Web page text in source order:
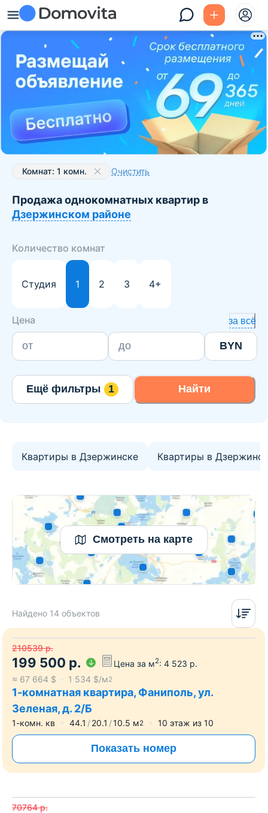
Комнат: 1 комн. Очистить
Продажа однокомнатных квартир в
Дзержинском районе
Количество комнат
Студия 1 2 3 4+
Цена за всё
BYN
Ещё фильтры 1 Найти
Квартиры в Дзержинске Квартиры в
Смотреть на карте
Найдено 14 объектов
210539 р.
199 500 р. Цена за м2: 4 523 р.
≈ 67 664 $ 1 534 $/м2
1-комнатная квартира, Фаниполь, ул.
Зеленая, д. 2/Б
1-комн. кв 44.1 20.1 10.5 м2 10 этаж из 10
Показать номер
70764 р.